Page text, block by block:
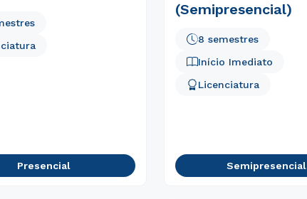
Presencial
(Semipresencial)
Início Imediato
Licenciatura
8 semestres
Semipresencial